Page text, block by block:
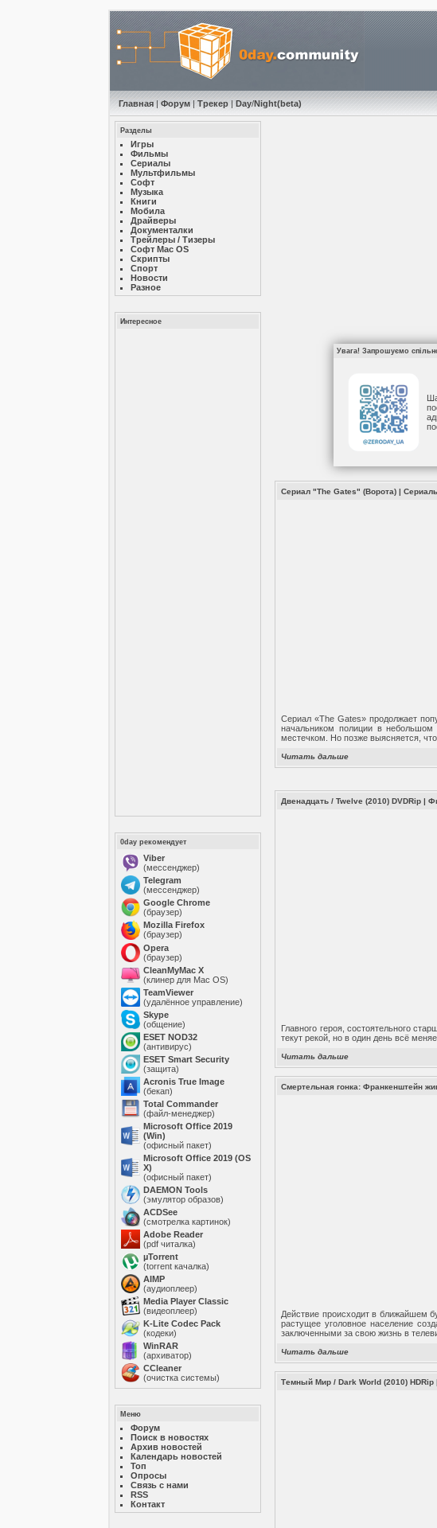
Главная |Форум |Трекер |Day/Night(beta)
Разделы
Игры
Фильмы
Сериалы
Мультфильмы
Софт
Музыкa
Книги
Мобила
Драйверы
Документалки
Трейлеры / Тизеры
Софт Mac OS
Скрипты
Спорт
Новости
Разное
Интересное
0day рекомендует
Viber
(мессенджер)
Telegram
(мессенджер)
Google Chrome
(браузер)
Mozilla Firefox
(браузер)
Opera
(браузер)
CleanMyMac X
(клинер для Mac OS)
TeamViewer
(удалённое управление)
Skype
(общение)
ESET NOD32
(антивирус)
ESET Smart Security
(защита)
Acronis True Image
(бекап)
Total Commander
(файл-менеджер)
Microsoft Office 2019
(Win)
(офисный пакет)
Microsoft Office 2019 (OS
X)
(офисный пакет)
DAEMON Tools
(эмулятор образов)
ACDSee
(смотрелка картинок)
Adobe Reader
(pdf читалка)
µTorrent
(torrent качалка)
AIMP
(аудиоплеер)
Media Player Classic
(видеоплеер)
K-Lite Codec Pack
(кодеки)
WinRAR
(архиватор)
ССleaner
(очистка системы)
Меню
Форум
Поиск в новостях
Архив новостей
Календарь новостей
Топ
Опросы
Связь с нами
RSS
Контакт
Увага! Запрошуємо
Сериал "The Gates" (Ворота) |
Сериал «The Gates» продолжает
начальником полиции в
местечком. Но позже выясняется,
Читать дальше
Двенадцать / Twelve (2010) DVDRip |
Главного героя, состоятельного
текут рекой, но в один день всё
Читать дальше
Смертельная гонка: Франкенштейн
Действие происходит в ближайшем
растущее уголовное население
заключенными за свою жизнь в
Читать дальше
Темный Мир / Dark World (2010) HDRip